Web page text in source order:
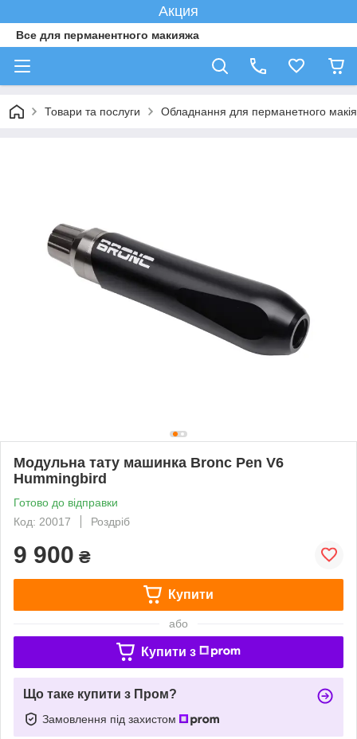
Акция
Все для перманентного макияжа
Товари та послуги Обладнання для перманетного
Модульна тату машинка Bronc Pen V6
Hummingbird
Готово до відправки
Код: 20017
Роздріб
9 900 ₴
Купити
або
Купити з
Що таке купити з Пром?
Замовлення під захистом